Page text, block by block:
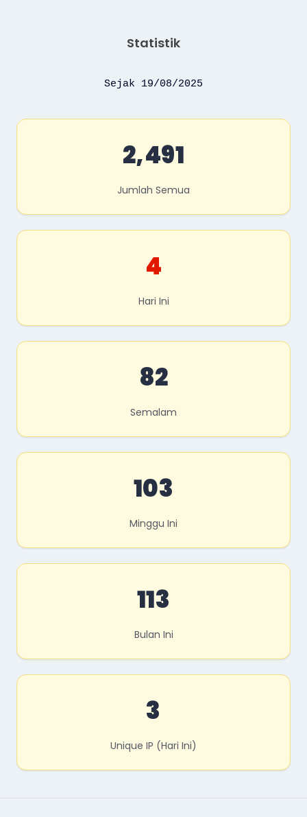
Statistik
Sejak 19/08/2025
2,491
Jumlah Semua
4
Hari Ini
82
Semalam
103
Minggu Ini
113
Bulan Ini
3
Unique IP (Hari Ini)